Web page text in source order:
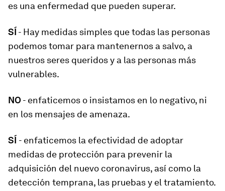
es una enfermedad que pueden superar.
SÍ - Hay medidas simples que todas las personas
podemos tomar para mantenernos a salvo, a
nuestros seres queridos y a las personas más
vulnerables.
NO- enfaticemos o insistamos en lo negativo, ni
en los mensajes de amenaza.
SÍ - enfaticemos la efectividad de adoptar
medidas de protección para prevenir la
adquisición del nuevo coronavirus, así como la
detección temprana, las pruebas y el tratamiento.